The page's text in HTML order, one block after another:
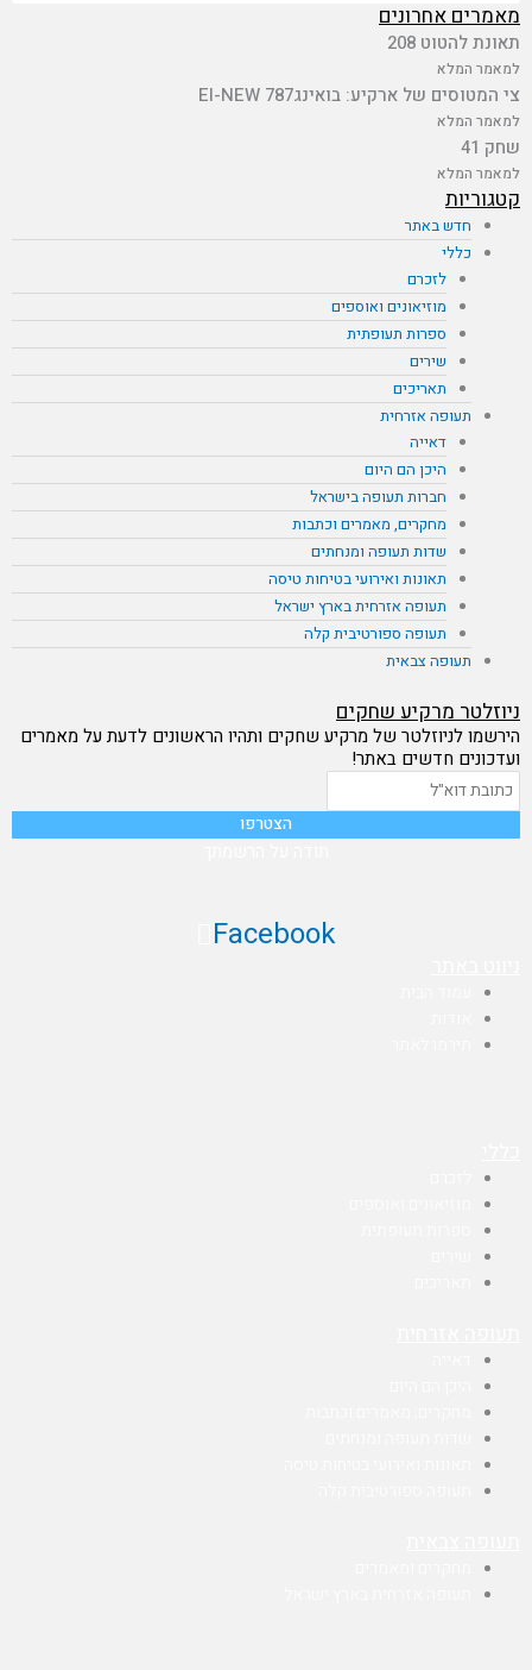
מאמרים אחרונים
תאונת להטוט 208
למאמר המלא
צי המטוסים של ארקיע: בואינג787 EI-NEW
למאמר המלא
שחק 41
למאמר המלא
קטגוריות
חדש באתר
כללי
לזכרם
מוזיאונים ואוספים
ספרות תעופתית
שירים
תאריכים
תעופה אזרחית
דאייה
היכן הם היום
חברות תעופה בישראל
מחקרים, מאמרים וכתבות
שדות תעופה ומנחתים
תאונות ואירועי בטיחות טיסה
תעופה אזרחית בארץ ישראל
תעופה ספורטיבית קלה
תעופה צבאית
ניוזלטר מרקיע שחקים
הירשמו לניוזלטר של מרקיע שחקים ותהיו הראשונים לדעת על מאמרים
ועדכונים חדשים באתר!
Facebook